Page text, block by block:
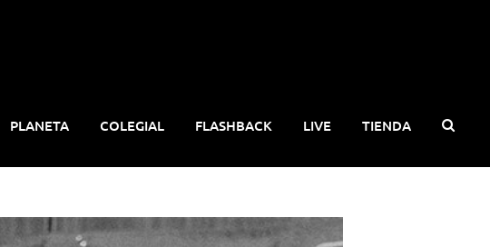
PLANETA COLEGIAL FLASHBACK LIVE TIENDA